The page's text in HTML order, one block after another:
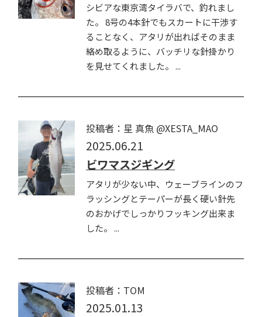
シビアな東京湾タイラバで、釣れまし
た。 8号の4本針でもスカートに干渉す
ることなく、アタリが出ればそのまま
絡め取るように、バッチリな針掛かり
を見せてくれました。 ...
投稿者：星 真魚 @XESTA_MAO
2025.06.21
ビワマスジギング
アタリが少ない中、ウェーブラインのフ
ラッシングとテーパーが長く硬い針先
のおかげでしっかりフッキング出来ま
した。 ...
投稿者：TOM
2025.01.13